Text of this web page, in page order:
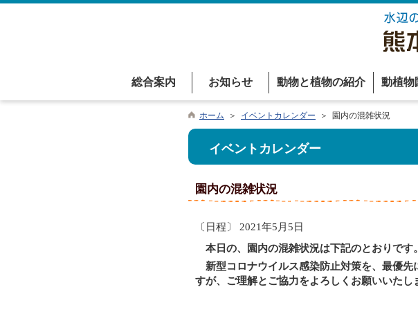
総合案内 お知らせ 動物と植物の紹介 動植物
ホーム ＞ イベントカレンダー ＞ 園内の混雑状況
イベントカレンダー
園内の混雑状況
〔日程〕 2021年5月5日
本日の、園内の混雑状況は下記のとおりです。
新型コロナウイルス感染防止対策を、最優先
すが、ご理解とご協力をよろしくお願いいたし